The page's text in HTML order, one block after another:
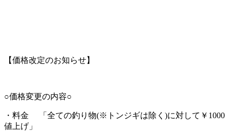
【価格改定のお知らせ】
○価格変更の内容○
・料金 「全ての釣り物(※トンジギは除く)に対して￥1000
値上げ」